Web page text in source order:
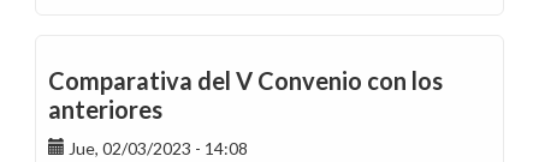
empleado,
la
empresa
nos
Comparativa del V Convenio con los
anteriores
Jue, 02/03/2023 - 14:08